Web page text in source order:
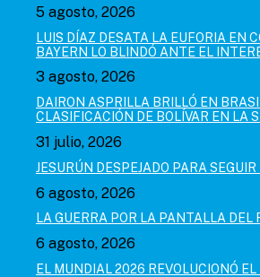
5 agosto, 2026
LUIS DÍAZ DESATA LA EUFORIA EN
BAYERN LO BLINDÓ ANTE EL
3 agosto, 2026
DAIRON ASPRILLA BRILLÓ EN
CLASIFICACIÓN DE BOLÍVAR EN LA
31 julio, 2026
JESURÚN DESPEJADO PARA
6 agosto, 2026
LA GUERRA POR LA PANTALLA DEL
6 agosto, 2026
EL MUNDIAL 2026 REVOLUCIONÓ EL